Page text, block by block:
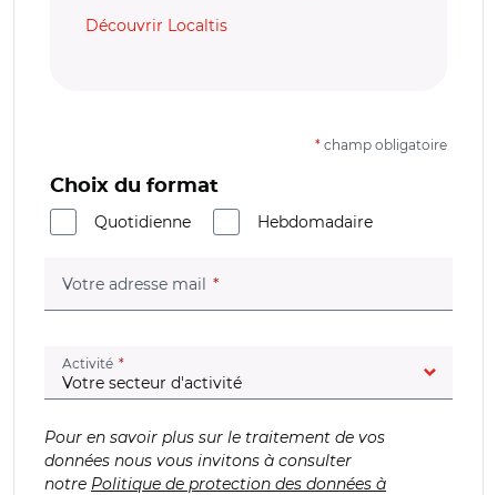
Découvrir Localtis
* champ obligatoire
Choix du format
Quotidienne
Hebdomadaire
Votre adresse mail (champ obligatoire)
Activité (champ obligatoire)
Pour en savoir plus sur le traitement de vos
données nous vous invitons à consulter
notre Politique de protection des données à